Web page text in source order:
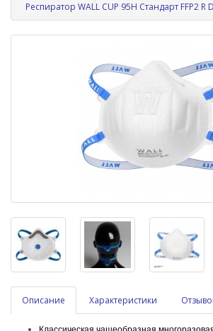
Респиратор WALL CUP 95H Стандарт FFP2 R D
Описание Характеристики